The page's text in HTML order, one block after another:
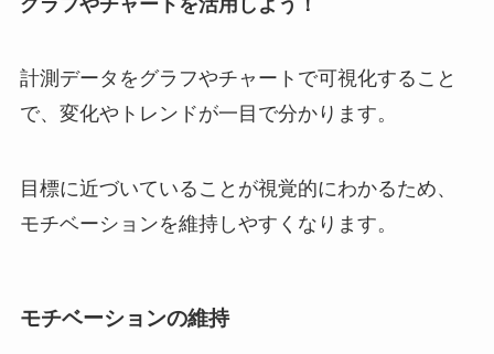
計測データをグラフやチャートで可視化すること
で、変化やトレンドが一目で分かります。
目標に近づいていることが視覚的にわかるため、
モチベーションを維持しやすくなります。
モチベーションの維持